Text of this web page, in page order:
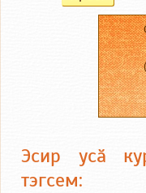
Эсир усӑ
тэгсем: